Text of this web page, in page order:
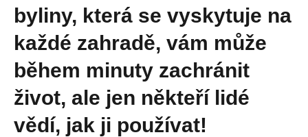
byliny, která se vyskytuje na
každé zahradě, vám může
během minuty zachránit
život, ale jen někteří lidé
vědí, jak ji používat!